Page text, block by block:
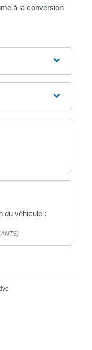
à la conversion
du véhicule :